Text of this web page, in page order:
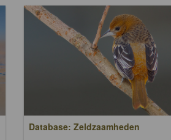
Database: Zeldzaamheden